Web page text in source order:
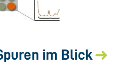
im Blick